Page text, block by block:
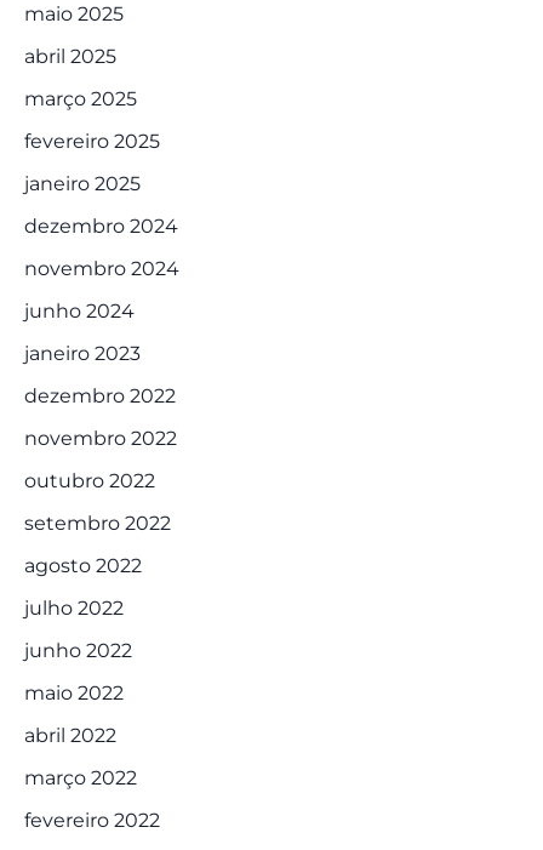
maio 2025
abril 2025
março 2025
fevereiro 2025
janeiro 2025
dezembro 2024
novembro 2024
junho 2024
janeiro 2023
dezembro 2022
novembro 2022
outubro 2022
setembro 2022
agosto 2022
julho 2022
junho 2022
maio 2022
abril 2022
março 2022
fevereiro 2022